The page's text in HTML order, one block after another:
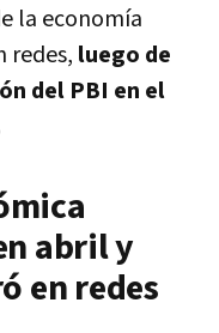
la economía
redes, luego de
del PBI en el
abril y
en redes